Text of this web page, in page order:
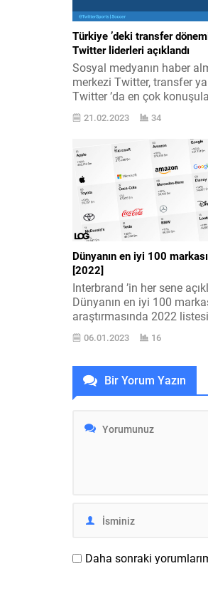
Türkiye ’deki transfer
Twitter liderleri açıklandı
Sosyal medyanın haber
merkezi Twitter, transfer
Twitter ’da en çok
oyuncuları açıkladı. Mevzu
hakkında Twitter şu
yaptı: “Yaz yarıyılındaki
deliliği Twitter ’ı da salladı.
ünlü yıldızlar rotasını
çevirirken, bu adlar Twitter
gündemine oturdu. Everton
Beşiktaş ’a gelen...
21.02.2023 34
Dünyanın en iyi 100
[2022]
Interbrand ’in her sene
Dünyanın en iyi 100
araştırmasında 2022 listesi
açıklandı. En üstte çok
var. Samsung Türkiye
tarafından açıklanan
iyi 100 markası listesi, her
bedeliyle alakalı,
alma ve rekabet eforu
06.01.2023 16
Bir Yorum Yazın
Daha sonraki